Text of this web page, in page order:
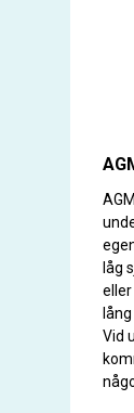
låg
Vid